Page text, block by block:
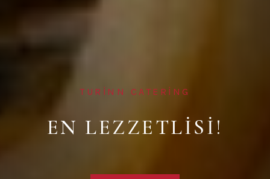
TURİNN CATERİNG
EN LEZZETLİSİ!